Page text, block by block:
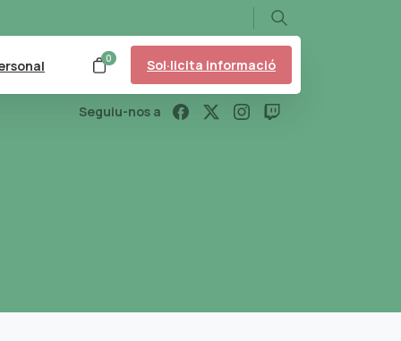
Search
0 Sol·licita informació
Seguiu-nos a